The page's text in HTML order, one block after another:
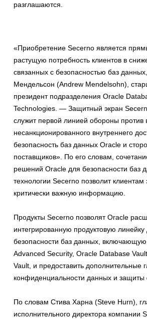
разглашаются.
«Приобретение Secerno является
растущую потребность клиентов в
связанных с безопасностью баз
Мендельсон (Andrew Mendelsohn),
президент подразделения Oracle
Technologies. — Защитный экран
служит первой линией обороны против
несанкционированного внутреннего
безопасность баз данных Oracle и
поставщиков». По его словам,
решений Oracle для безопасности баз
технологии Secerno позволит
критически важную информацию.
Продукты Secerno позволят Oracle
интегрированную продуктовую
безопасности баз данных,
Advanced Security, Oracle Database
Vault, и предоставить дополнительные
конфиденциальности данных и защиты
По словам Стива Харна (Steve Hurn),
исполнительного директора компании